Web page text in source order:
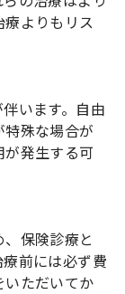
よりもリス
います。自由
殊な場合が
が発生する可
保険診療と
前には必ず費
ただいてか